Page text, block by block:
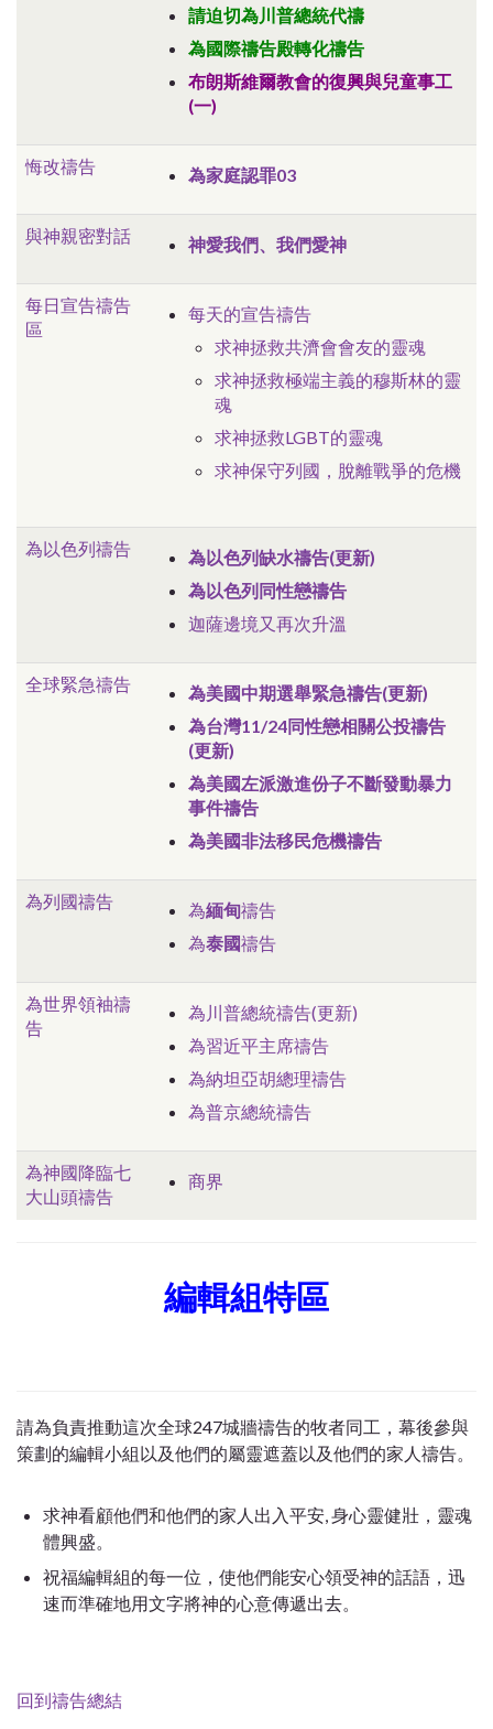
請迫切為川普總統代禱
為國際禱告殿轉化禱告
布朗斯維爾教會的復興與兒童事工
(一)
悔改禱告 為家庭認罪03
與神親密對話 神愛我們、我們愛神
每日宣告禱告
區
每天的宣告禱告
求神拯救共濟會會友的靈魂
求神拯救極端主義的穆斯林的靈
魂
求神拯救LGBT的靈魂
求神保守列國，脫離戰爭的危機
為以色列禱告
為以色列缺水禱告(更新)
為以色列同性戀禱告
迦薩邊境又再次升溫
全球緊急禱告
為美國中期選舉緊急禱告(更新)
為台灣11/24同性戀相關公投禱告
(更新)
為美國左派激進份子不斷發動暴力
事件禱告
為美國非法移民危機禱告
為列國禱告 為緬甸禱告
為泰國禱告
為世界領袖禱
告
為川普總統禱告(更新)
為習近平主席禱告
為納坦亞胡總理禱告
為普京總統禱告
為神國降臨七
大山頭禱告
商界
編輯組特區
請為負責推動這次全球247城牆禱告的牧者同工，幕後參與
策劃的編輯小組以及他們的屬靈遮蓋以及他們的家人禱告。
求神看顧他們和他們的家人出入平安, 身心靈健壯，靈魂
體興盛。
祝福編輯組的每一位，使他們能安心領受神的話語，迅
速而準確地用文字將神的心意傳遞出去。
回到禱告總結